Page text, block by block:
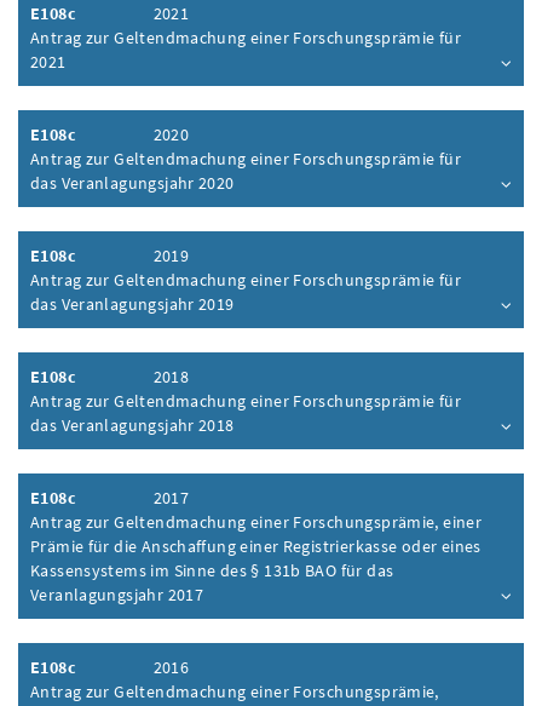
E108c
2021
Antrag zur Geltendmachung einer Forschungsprämie für
2021
Inhalt aufklappen
E108c
2020
Antrag zur Geltendmachung einer Forschungsprämie für
das Veranlagungsjahr 2020
Inhalt aufklappen
E108c
2019
Antrag zur Geltendmachung einer Forschungsprämie für
das Veranlagungsjahr 2019
Inhalt aufklappen
E108c
2018
Antrag zur Geltendmachung einer Forschungsprämie für
das Veranlagungsjahr 2018
Inhalt aufklappen
E108c
2017
Antrag zur Geltendmachung einer Forschungsprämie, einer
Prämie für die Anschaffung einer Registrierkasse oder eines
Kassensystems im Sinne des § 131b BAO für das
Veranlagungsjahr 2017
Inhalt aufklappen
E108c
2016
Antrag zur Geltendmachung einer Forschungsprämie,